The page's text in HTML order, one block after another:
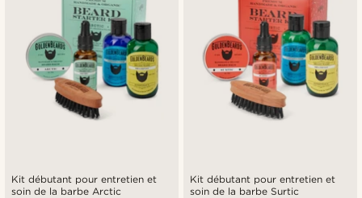
Kit débutant pour entretien et
soin de la barbe Arctic
Kit débutant pour entretien et
soin de la barbe Surtic